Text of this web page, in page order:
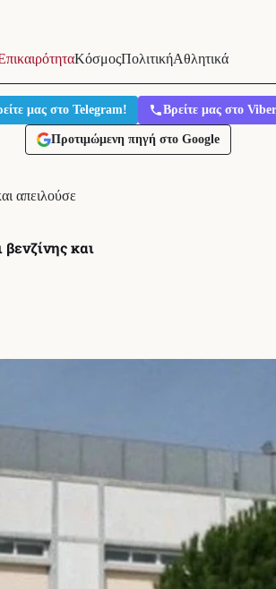
ΚόσμοςΠολιτικήΑθλητικά
μας στο Telegram! Βρείτε μας στο
Προτιμώμενη πηγή στο Google
απειλούσε
και